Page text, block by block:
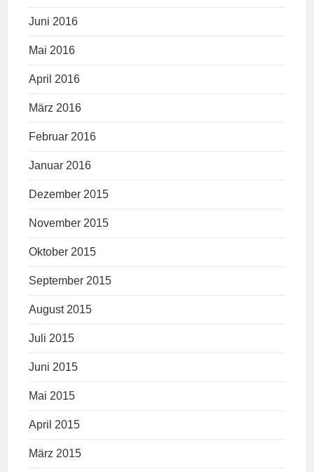
Juni 2016
Mai 2016
April 2016
März 2016
Februar 2016
Januar 2016
Dezember 2015
November 2015
Oktober 2015
September 2015
August 2015
Juli 2015
Juni 2015
Mai 2015
April 2015
März 2015